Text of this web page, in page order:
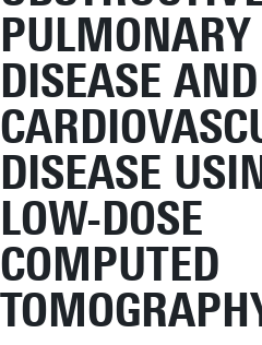
PULMONARY
DISEASE AND
DISEASE
LOW-DOSE
COMPUTED